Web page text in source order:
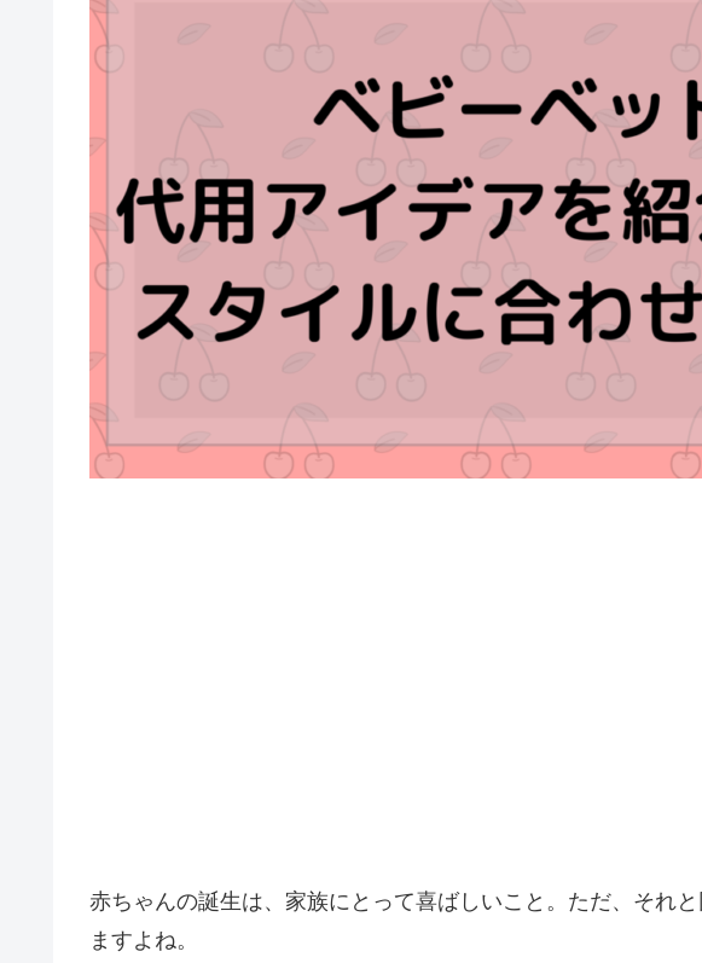
赤ちゃんの誕生は、家族にとって喜ばしいこと。ただ、それ
ますよね。